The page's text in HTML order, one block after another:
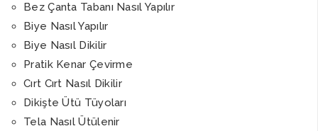
Bez Çanta Tabanı Nasıl Yapılır
Biye Nasıl Yapılır
Biye Nasıl Dikilir
Pratik Kenar Çevirme
Cırt Cırt Nasıl Dikilir
Dikişte Ütü Tüyoları
Tela Nasıl Ütülenir